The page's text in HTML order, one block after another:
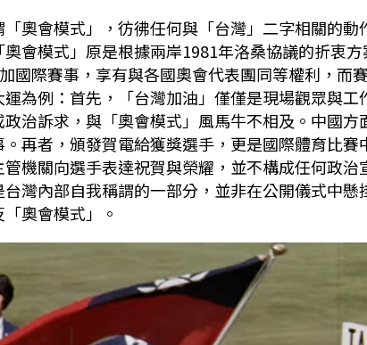
奧會模式」，彷彿任何與「台灣」二字相關的動
會模式」原是根據兩岸1981年洛桑協議的折衷
國際賽事，享有與各國奧會代表團同等權利，而
為例：首先，「台灣加油」僅僅是現場觀眾與工
治訴求，與「奧會模式」風馬牛不相及。中國方
再者，頒發賀電給獲獎選手，更是國際體育比賽
機關向選手表達祝賀與榮耀，並不構成任何政治
灣內部自我稱謂的一部分，並非在公開儀式中懸
奧會模式」。